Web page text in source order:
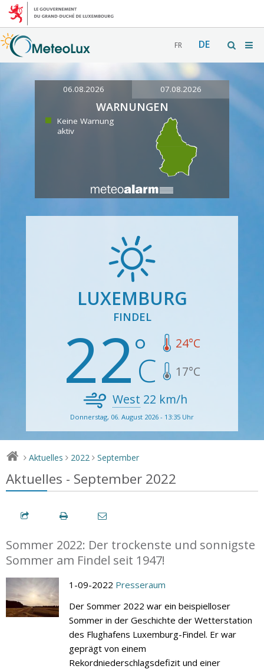
FR DE
06.08.2026 07.08.2026
WARNUNGEN
Keine Warnung
aktiv
LUXEMBURG
FINDEL
22 24°C
17°C
West 22 km/h
Donnerstag, 06. August 2026 - 13:35 Uhr
> Aktuelles > 2022 > September
Aktuelles - September 2022
Sommer 2022: Der trockenste und sonnigste
Sommer am Findel seit 1947!
1-09-2022 Presseraum
Der Sommer 2022 war ein beispielloser
Sommer in der Geschichte der Wetterstation
des Flughafens Luxemburg-Findel. Er war
geprägt von einem
Rekordniederschlagsdefizit und einer